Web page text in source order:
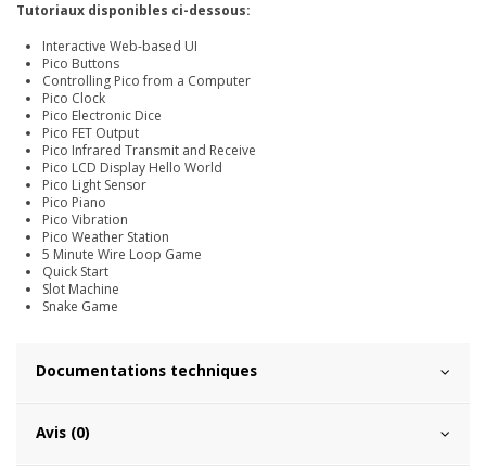
Tutoriaux disponibles ci-dessous:
Interactive Web-based UI
Pico Buttons
Controlling Pico from a Computer
Pico Clock
Pico Electronic Dice
Pico FET Output
Pico Infrared Transmit and Receive
Pico LCD Display Hello World
Pico Light Sensor
Pico Piano
Pico Vibration
Pico Weather Station
5 Minute Wire Loop Game
Quick Start
Slot Machine
Snake Game
Documentations techniques
Avis (0)